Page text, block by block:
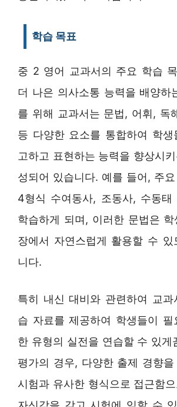
학습 목표
중 2 영어 교과서의 주요 학습
더 나은 의사소통 능력을 배양하
를 위해 교과서는 문법, 어휘, 독
등 다양한 요소를 통합하여 학
고하고 표현하는 능력을 향상시
성되어 있습니다. 예를 들어, 주
4형식 수여동사, 조동사, 수동태
학습하게 되며, 이러한 문법은
장에서 자연스럽게 활용할 수 있
니다.
특히 내신 대비와 관련하여 교
습 자료를 제공하여 학생들이
한 유형의 실전을 연습할 수 있게
평가의 경우, 다양한 출제 경향
시험과 유사한 형식으로 접근함